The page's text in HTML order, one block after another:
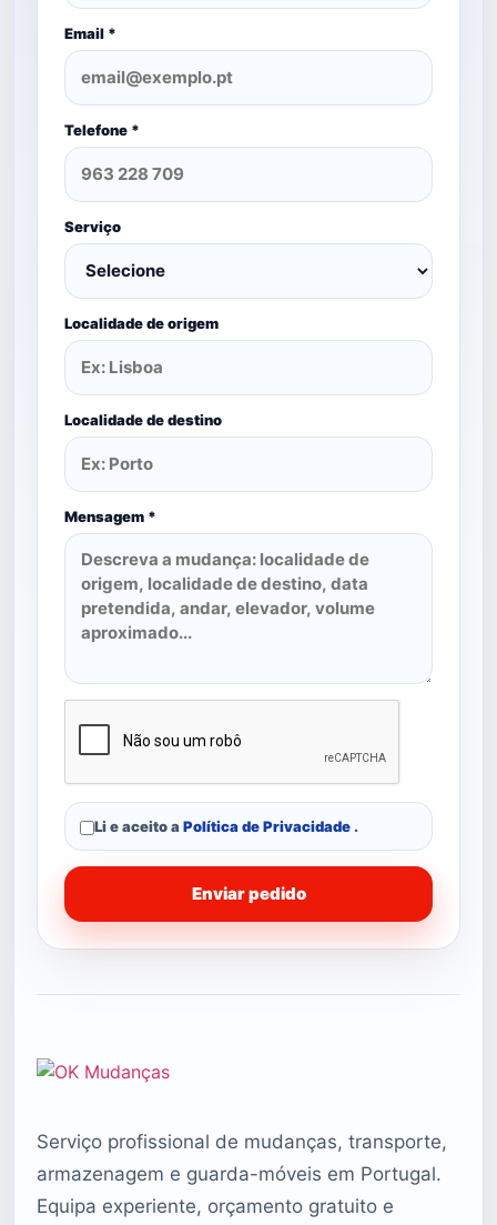
Email *
Telefone *
Serviço
Localidade de origem
Localidade de destino
Mensagem *
Li e aceito a Política de Privacidade .
Enviar pedido
Serviço profissional de mudanças, transporte,
armazenagem e guarda-móveis em Portugal.
Equipa experiente, orçamento gratuito e